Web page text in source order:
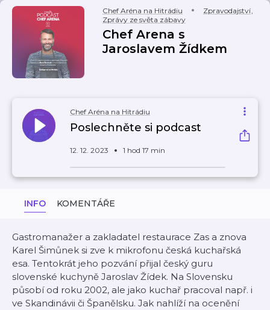
Chef Aréna na Hitrádiu Zpravodajství,
Zprávy ze světa zábavy
Chef Arena s
Jaroslavem Žídkem
Chef Aréna na Hitrádiu
Poslechněte si podcast
12. 12. 2023 1 hod 17 min
INFO KOMENTÁŘE
Gastromanažer a zakladatel restaurace Zas a znova
Karel Šimůnek si zve k mikrofonu česká kuchařská
esa. Tentokrát jeho pozvání přijal český guru
slovenské kuchyně Jaroslav Žídek. Na Slovensku
působí od roku 2002, ale jako kuchař pracoval např. i
ve Skandinávii či Španělsku. Jak nahlíží na ocenění